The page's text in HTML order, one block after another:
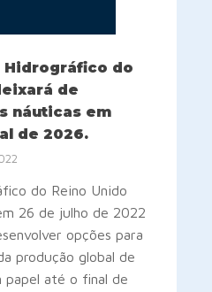
Hidrográfico do
de
náuticas em
de 2026.
do Reino Unido
26 de julho de 2022
opções para
produção global de
papel até o final de